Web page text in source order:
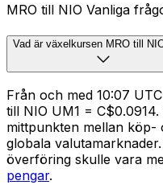
MRO till NIO Vanliga
Vad är växelkursen MRO till
Från och med 10:07
till NIO UM1 =
mittpunkten mellan köp-
globala
överföring skulle vara
pengar.